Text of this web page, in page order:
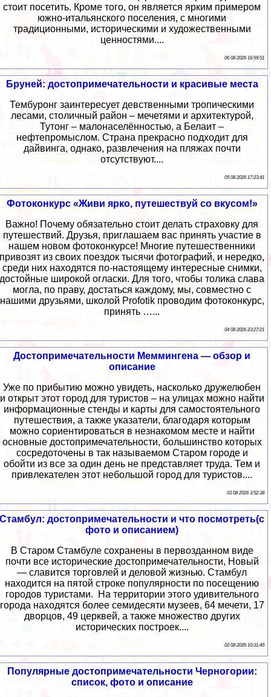
стоит посетить. Кроме того, он является ярким примером
южно-итальянского поселения, с многими
традиционными, историческими и художественными
ценностями....
06 08 2026 16:59:51
Бруней: достопримечательности и красивые места
Тембуронг заинтересует девственными тропическими
лесами, столичный район – мечетями и архитектурой,
Тутонг – малонаселённостью, а Белаит –
нефтепромыслом. Страна прекрасно подходит для
дайвинга, однако, развлечения на пляжах почти
отсутствуют....
05 08 2026 17:23:41
Фотоконкурс «Живи ярко, путешествуй со вкусом!»
Важно! Почему обязательно стоит делать страховку для
путешествий. Друзья, приглашаем вас принять участие в
нашем новом фотоконкурсе! Многие путешественники
привозят из своих поездок тысячи фотографий, и нередко,
среди них находятся по-настоящему интересные снимки,
достойные широкой огласки. Для того, чтобы толика слава
могла, по праву, достаться каждому, мы, совместно с
нашими друзьями, школой Profotik проводим фотоконкурс,
принять …...
04 08 2026 23:27:21
Достопримечательности Меммингена — обзор и
описание
Уже по прибытию можно увидеть, насколько дружелюбен
и открыт этот город для туристов – на улицах можно найти
информационные стенды и карты для самостоятельного
путешествия, а также указатели, благодаря которым
можно сориентироваться в незнакомом месте и найти
основные достопримечательности, большинство которых
сосредоточены в так называемом Старом городе и
обойти из все за один день не представляет труда. Тем и
привлекателен этот небольшой город для туристов....
03 08 2026 3:52:38
Стамбул: достопримечательности и что посмотреть(с
фото и описанием)
В Старом Стамбуле сохранены в первозданном виде
почти все исторические достопримечательности, Новый
— славится торговлей и деловой жизнью. Стамбул
находится на пятой строке популярности по посещению
городов туристами. На территории этого удивительного
города находятся более семидесяти музеев, 64 мечети, 17
дворцов, 49 церквей, а также множество других
исторических построек....
02 08 2026 10:31:49
Популярные достопримечательности Черногории:
список, фото и описание